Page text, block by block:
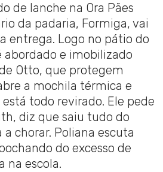
de lanche na Ora Pães
da padaria, Formiga, vai
entrega. Logo no pátio do
abordado e imobilizado
Otto, que protegem
a mochila térmica e
todo revirado. Ele pede
diz que saiu tudo do
chorar. Poliana escuta
do excesso de
na escola.